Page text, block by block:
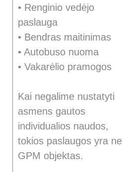
• Renginio vedėjo
paslauga
• Bendras maitinimas
• Autobuso nuoma
• Vakarėlio pramogos
Kai negalime nustatyti
asmens gautos
individualios naudos,
tokios paslaugos yra ne
GPM objektas.